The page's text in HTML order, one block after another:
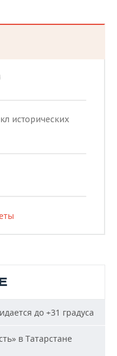
исторических
до +31 градуса
в Татарстане